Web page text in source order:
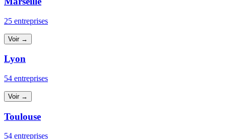
25 entreprises
Voir →
Lyon
54 entreprises
Voir →
Toulouse
54 entreprises